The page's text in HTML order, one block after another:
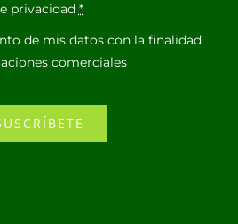
privacidad *
de mis datos con la finalidad
comerciales